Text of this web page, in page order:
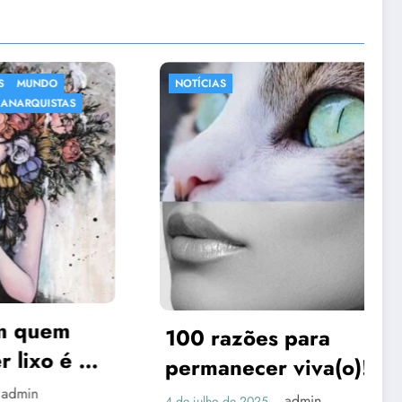
é um
NOTÍCIAS
100 razões para
permanecer viva(o)! A